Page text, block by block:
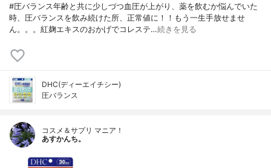
#圧バランス年齢と共に少しづつ血圧が上がり、薬を飲むか悩んでいた
時、圧バランスを飲み続けた所、正常値に！！もう一生手放せませ
ん。。。紅麹エキスのおかげでコレステ…続きを見る
DHC(ディーエイチシー)
圧バランス
コスメ＆サプリ マニア！
あすかんち。